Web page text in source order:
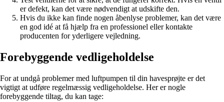
er defekt, kan det være nødvendigt at udskifte den.
Hvis du ikke kan finde nogen åbenlyse problemer, kan det være
en god idé at få hjælp fra en professionel eller kontakte
producenten for yderligere vejledning.
Forebyggende vedligeholdelse
For at undgå problemer med luftpumpen til din havesprøjte er det
vigtigt at udføre regelmæssig vedligeholdelse. Her er nogle
forebyggende tiltag, du kan tage: